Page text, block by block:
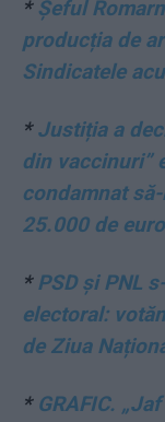
* Șeful
producția de
Sindicatele
*Justiția a
din vaccinuri”
condamnat
25.000 de
*PSD și PNL
electoral:
de Ziua
* GRAFIC.